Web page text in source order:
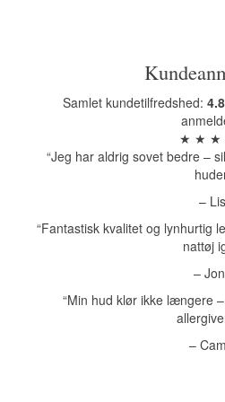
Samlet kundetilfredshed:4.8
★ ★ ★
“Jeg har aldrig sovet bedre –
–
“Fantastisk kvalitet og lynhurtig
nattøj
–
“Min hud klør ikke længere
–